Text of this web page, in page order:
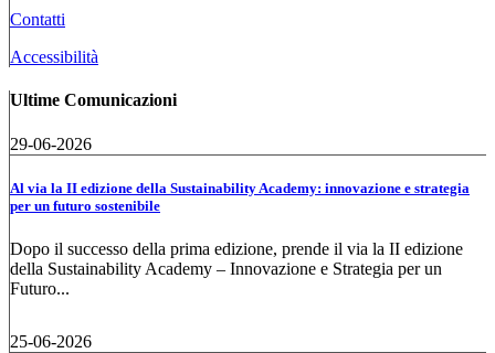
Contatti
Accessibilità
Ultime Comunicazioni
29-06-2026
Al via la II edizione della Sustainability Academy: innovazione e strategia
per un futuro sostenibile
Dopo il successo della prima edizione, prende il via la II edizione
della Sustainability Academy – Innovazione e Strategia per un
Futuro...
25-06-2026